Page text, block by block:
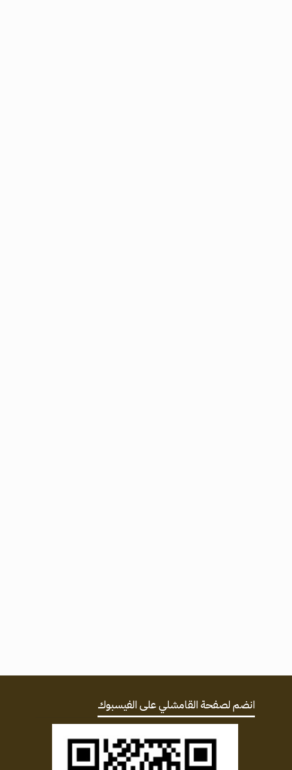
انضم لصفحة القامشلي على الفيسبوك